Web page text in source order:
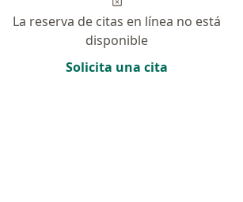
La reserva de citas en línea no está
disponible
Solicita una cita